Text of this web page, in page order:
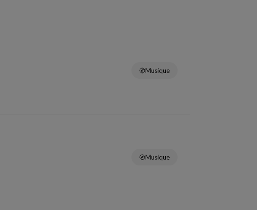
Musique
Musique